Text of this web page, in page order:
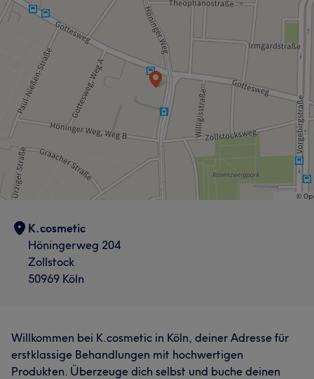
K.cosmetic
Höningerweg 204
Zollstock
50969 Köln
Willkommen bei K.cosmetic in Köln, deiner Adresse für
erstklassige Behandlungen mit hochwertigen
Produkten. Überzeuge dich selbst und buche deinen